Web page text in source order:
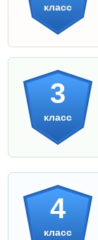
класс
3
класс
4
класс